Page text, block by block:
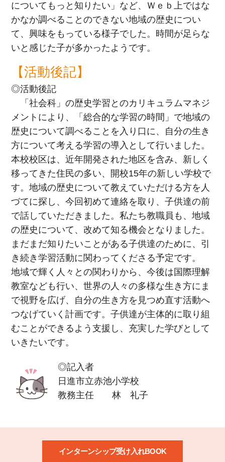
についてもっと知りたい」など、Ｗｅｂ上ではな
かなか調べることのできない地域の歴史につい
て、興味をもっている様子でした。時間が足らな
いと感じた子が多かったようです。
【活動後記】
◎活動後記
「社会科」の歴史学習とのカリキュラムマネジ
メントにより、「総合的な学習の時間」で地域の
歴史について調べることを入り口に、自分の生き
方について考える学習の導入として行いました。
本校校区は、近年開発された地区を含み、新しく
移ってきた住民の多い、開校15年の新しい学校で
す。地域の歴史について教えていただける方を人
づてに探し、今回初めて連絡を取り、子供達の前
で話していただきました。私たち教職員も、地域
の歴史について、改めて知る機会となりました。
まだまだ知りたいことがある子供達のために、引
き続き学習活動に関わってくださる予定です。
地域で輝く人々との関わりから、今後は国際理解
教室なども行い、世界の人々の多様な生き方にま
で視野を広げ、自分の生き方を見つめ直す活動へ
つなげていく計画です。子供達が主体的に取り組
むことができるよう支援し、充実した学びとして
いきたいです。
◎記入者
日進市立赤池小学校
教務主任 林 礼子
インターンシップ受け入れBOOK